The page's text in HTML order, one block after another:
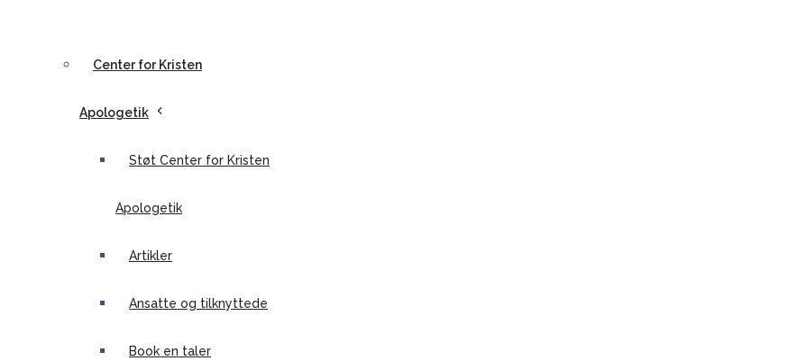
Center for Kristen
Apologetik
Støt Center for Kristen
Apologetik
Artikler
Ansatte og tilknyttede
Book en taler